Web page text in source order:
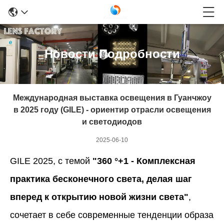
Новости Подробности
Международная выставка освещения в Гуанчжоу
в 2025 году (GILE) - ориентир отрасли освещения
и светодиодов
2025-06-10
GILE 2025, с темой "360 °+1 - Комплексная
практика бесконечного света, делая шаг
вперед к открытию новой жизни света",
сочетает в себе современные тенденции образа